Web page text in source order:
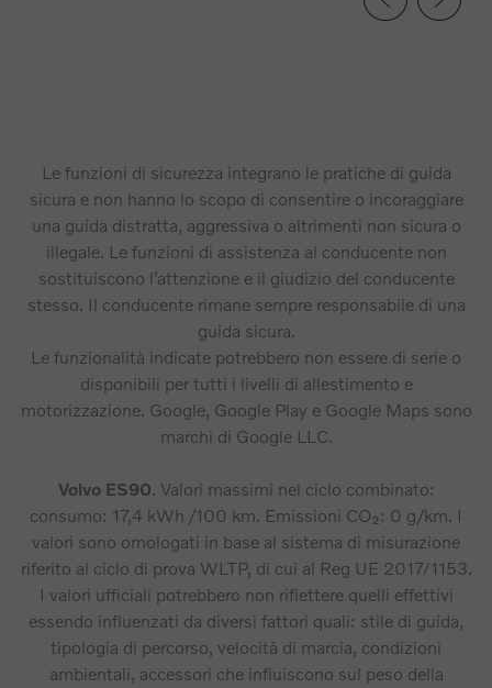
Le funzioni di sicurezza integrano le pratiche di guida
sicura e non hanno lo scopo di consentire o incoraggiare
una guida distratta, aggressiva o altrimenti non sicura o
illegale. Le funzioni di assistenza al conducente non
sostituiscono l’attenzione e il giudizio del conducente
stesso. Il conducente rimane sempre responsabile di una
guida sicura.
Le funzionalità indicate potrebbero non essere di serie o
disponibili per tutti i livelli di allestimento e
motorizzazione. Google, Google Play e Google Maps sono
marchi di Google LLC.
Volvo ES90. Valori massimi nel ciclo combinato:
consumo: 17,4 kWh /100 km. Emissioni CO₂: 0 g/km. I
valori sono omologati in base al sistema di misurazione
riferito al ciclo di prova WLTP, di cui al Reg UE 2017/1153.
I valori ufficiali potrebbero non riflettere quelli effettivi
essendo influenzati da diversi fattori quali: stile di guida,
tipologia di percorso, velocità di marcia, condizioni
ambientali, accessori che influiscono sul peso della